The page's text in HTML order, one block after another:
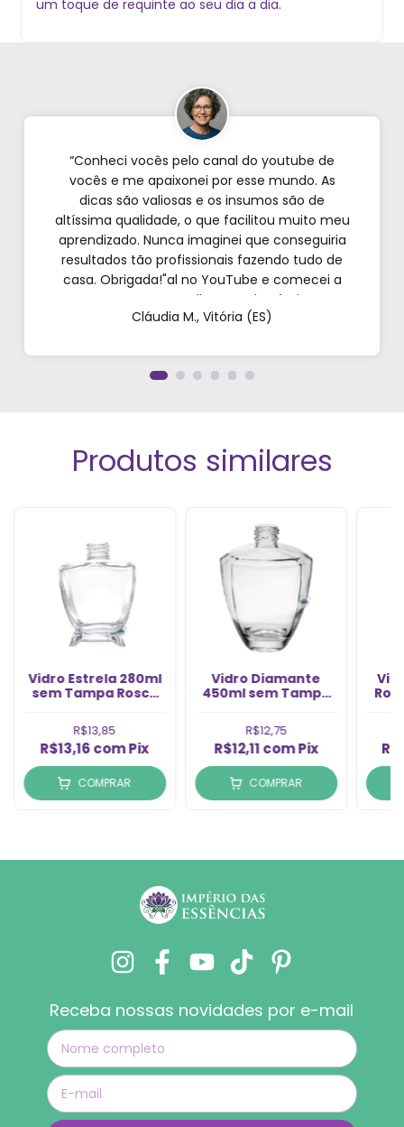
um toque de requinte ao seu dia a dia.
“Conheci vocês pelo canal do youtube de
vocês e me apaixonei por esse mundo. As
dicas são valiosas e os insumos são de
altíssima qualidade, o que facilitou muito meu
aprendizado. Nunca imaginei que conseguiria
resultados tão profissionais fazendo tudo de
casa. Obrigada!"al no YouTube e comecei a
testar em casa. As dicas são incríveis e os
produtos são exatamente como mostram nos
perfumes!”
Cláudia M., Vitória (ES)
Produtos similares
Vidro Estrela 280ml
sem Tampa Rosca
R$13,85
R$13,16comPix
COMPRAR
Vidro Diamante
450ml sem Tampa
R$12,75
R$12,11comPix
COMPRAR
Receba nossas novidades por e-mail